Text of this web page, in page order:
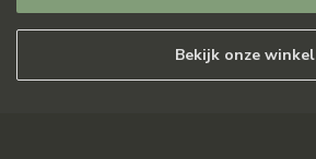
Bekijk onze winkel